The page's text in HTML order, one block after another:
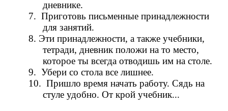
дневнике.
7. Приготовь письменные принадлежности
для занятий.
8. Эти принадлежности, а также учебники,
тетради, дневник положи на то место,
которое ты всегда отводишь им на столе.
9. Убери со стола все лишнее.
10. Пришло время начать работу. Сядь на
стуле удобно. От крой учебник...